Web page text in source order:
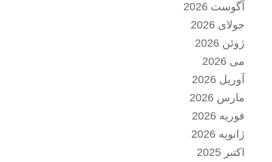
آگوست 2026
جولای 2026
ژوئن 2026
می 2026
آوریل 2026
مارس 2026
فوریه 2026
ژانویه 2026
اکتبر 2025